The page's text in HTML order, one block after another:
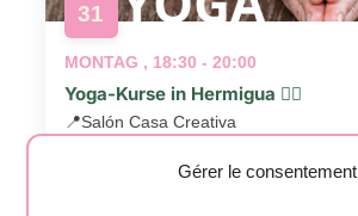
Gérer le consentement
31
MONTAG , 18:30 - 20:00
Yoga-Kurse in Hermigua 🧘‍♂️
📍Salón Casa Creativa